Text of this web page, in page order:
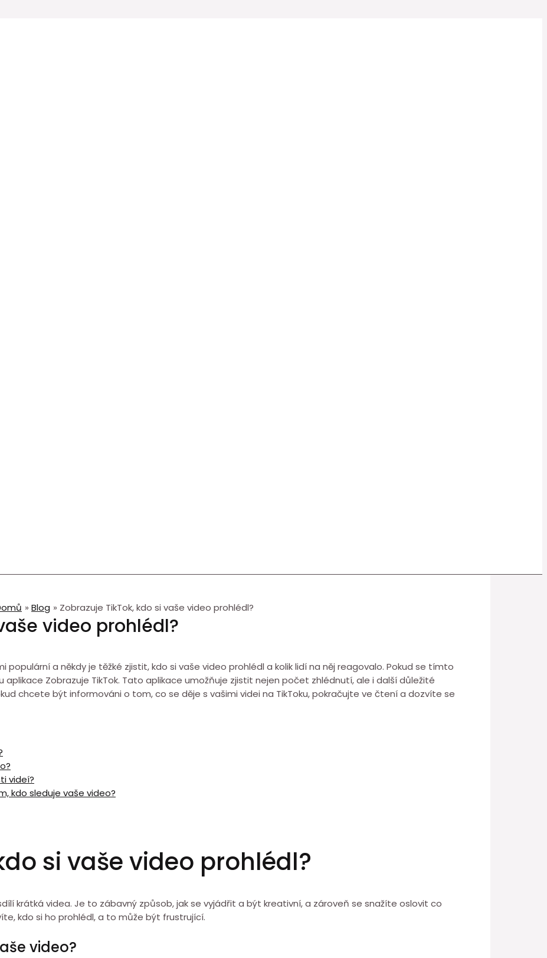
Blog Zobrazuje TikTok, kdo si vaše video prohlédl?
video prohlédl?
a někdy je těžké zjistit, kdo si vaše video prohlédl a kolik lidí na něj reagovalo. Pokud se tímto
Zobrazuje TikTok. Tato aplikace umožňuje zjistit nejen počet zhlédnutí, ale i další důležité
chcete být informováni o tom, co se děje s vašimi videi na TikToku, pokračujte ve čtení a dozvíte se
videí?
kdo sleduje vaše video?
si vaše video prohlédl?
krátká videa. Je to zábavný způsob, jak se vyjádřit a být kreativní, a zároveň se snažíte oslovit co
kdo si ho prohlédl, a to může být frustrující.
video?